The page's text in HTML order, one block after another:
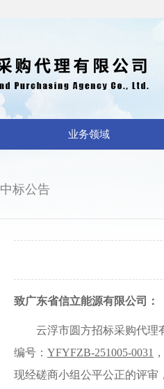
业务领域
中标公告
致广东省信立能源有限公司：
云浮市圆方招标采购代理
编号： YFYFZB-251005-0031 ，
现经磋商小组公平公正的评审